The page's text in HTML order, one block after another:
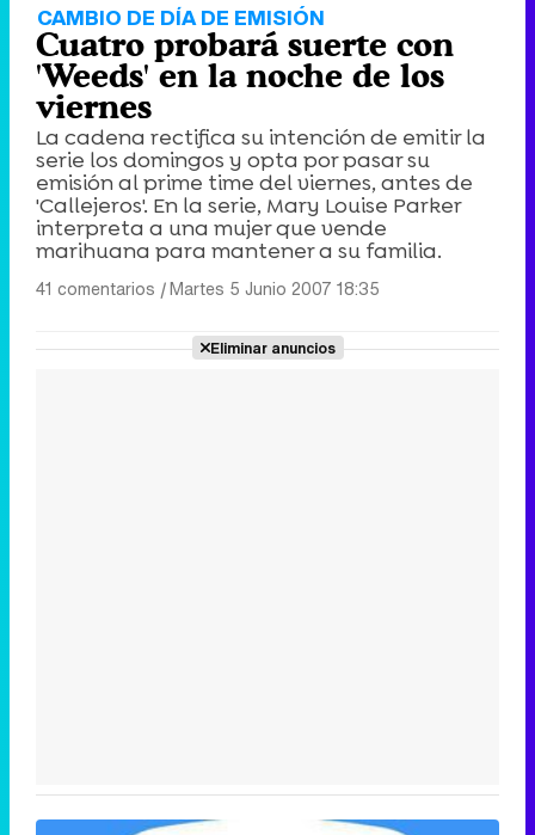
CAMBIO DE DÍA DE EMISIÓN
Cuatro probará suerte con
'Weeds' en la noche de los
viernes
La cadena rectifica su intención de emitir la
serie los domingos y opta por pasar su
emisión al prime time del viernes, antes de
'Callejeros'. En la serie, Mary Louise Parker
interpreta a una mujer que vende
marihuana para mantener a su familia.
41 comentarios |Martes 5 Junio 2007 18:35
Eliminar anuncios